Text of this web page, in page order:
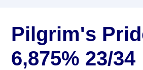
Pilgrim's
6,875% 23/34